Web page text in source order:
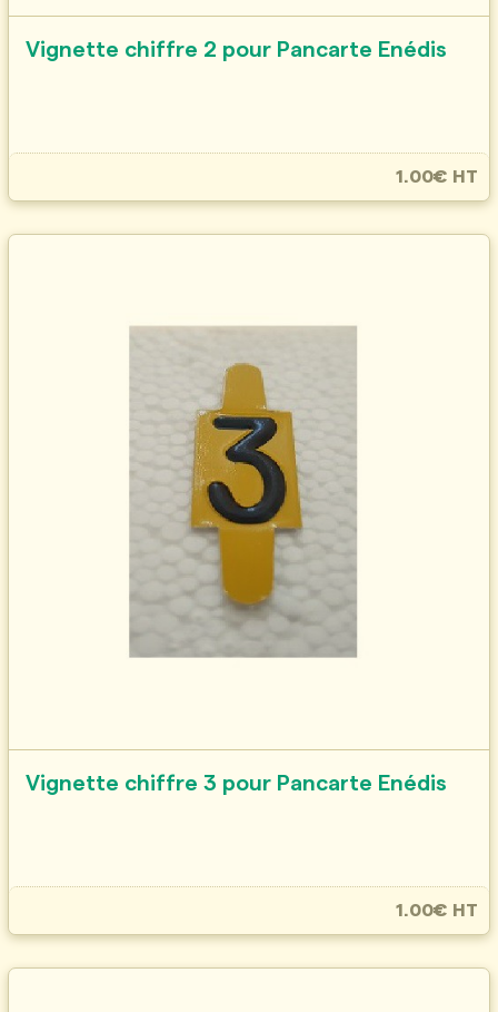
Vignette chiffre 2 pour Pancarte Enédis
1.00€ HT
Vignette chiffre 3 pour Pancarte Enédis
1.00€ HT